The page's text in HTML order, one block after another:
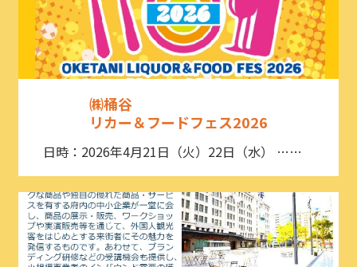
㈱桶谷
リカー＆フードフェス2026
日時：2026年4月21日（火）22日（水） ……